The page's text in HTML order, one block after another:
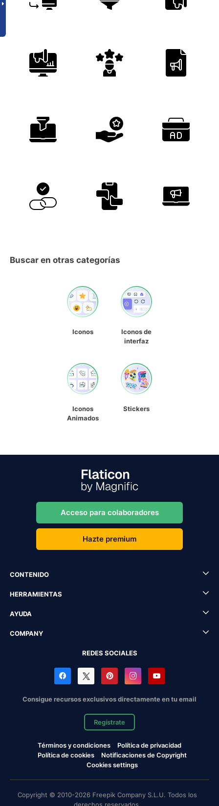
Buscar en otras categorías
Iconos
Iconos de
interfaz
Iconos
Animados
Stickers
Acceso para colaboradores
Hazte premium
CONTENIDO
HERRAMIENTAS
AYUDA
COMPANY
REDES SOCIALES
Consigue recursos exclusivos directamente en tu email
Regístrate
Términos y condiciones
Política de privacidad
Política de cookies
Notificaciones de Copyright
Cookies settings
Copyright © 2010-2026 Freepik Company S.L.U. Todos los